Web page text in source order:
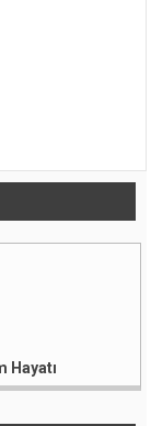
Hayatı